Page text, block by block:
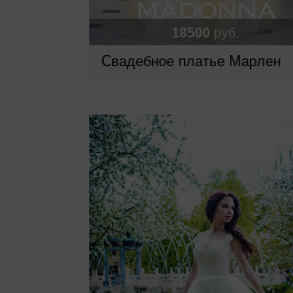
18500 руб.
Свадебное платье Марлен